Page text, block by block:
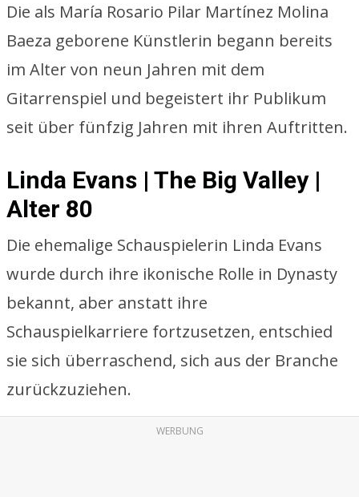
Die als María Rosario Pilar Martínez Molina
Baeza geborene Künstlerin begann bereits
im Alter von neun Jahren mit dem
Gitarrenspiel und begeistert ihr Publikum
seit über fünfzig Jahren mit ihren Auftritten.
Linda Evans | The Big Valley |
Alter 80
Die ehemalige Schauspielerin Linda Evans
wurde durch ihre ikonische Rolle in Dynasty
bekannt, aber anstatt ihre
Schauspielkarriere fortzusetzen, entschied
sie sich überraschend, sich aus der Branche
zurückzuziehen.
WERBUNG